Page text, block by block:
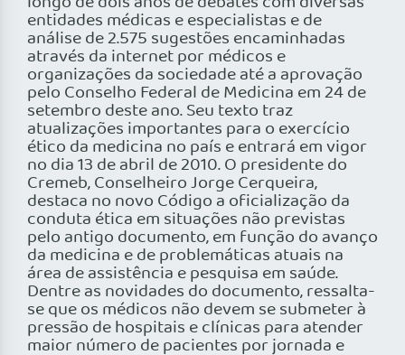
entidades médicas e especialistas e de
análise de 2.575 sugestões encaminhadas
através da internet por médicos e
organizações da sociedade até a aprovação
pelo Conselho Federal de Medicina em 24 de
setembro deste ano. Seu texto traz
atualizações importantes para o exercício
ético da medicina no país e entrará em vigor
no dia 13 de abril de 2010. O presidente do
Cremeb, Conselheiro Jorge Cerqueira,
destaca no novo Código a oficialização da
conduta ética em situações não previstas
pelo antigo documento, em função do avanço
da medicina e de problemáticas atuais na
área de assistência e pesquisa em saúde.
Dentre as novidades do documento, ressalta-
se que os médicos não devem se submeter à
pressão de hospitais e clínicas para atender
maior número de pacientes por jornada e